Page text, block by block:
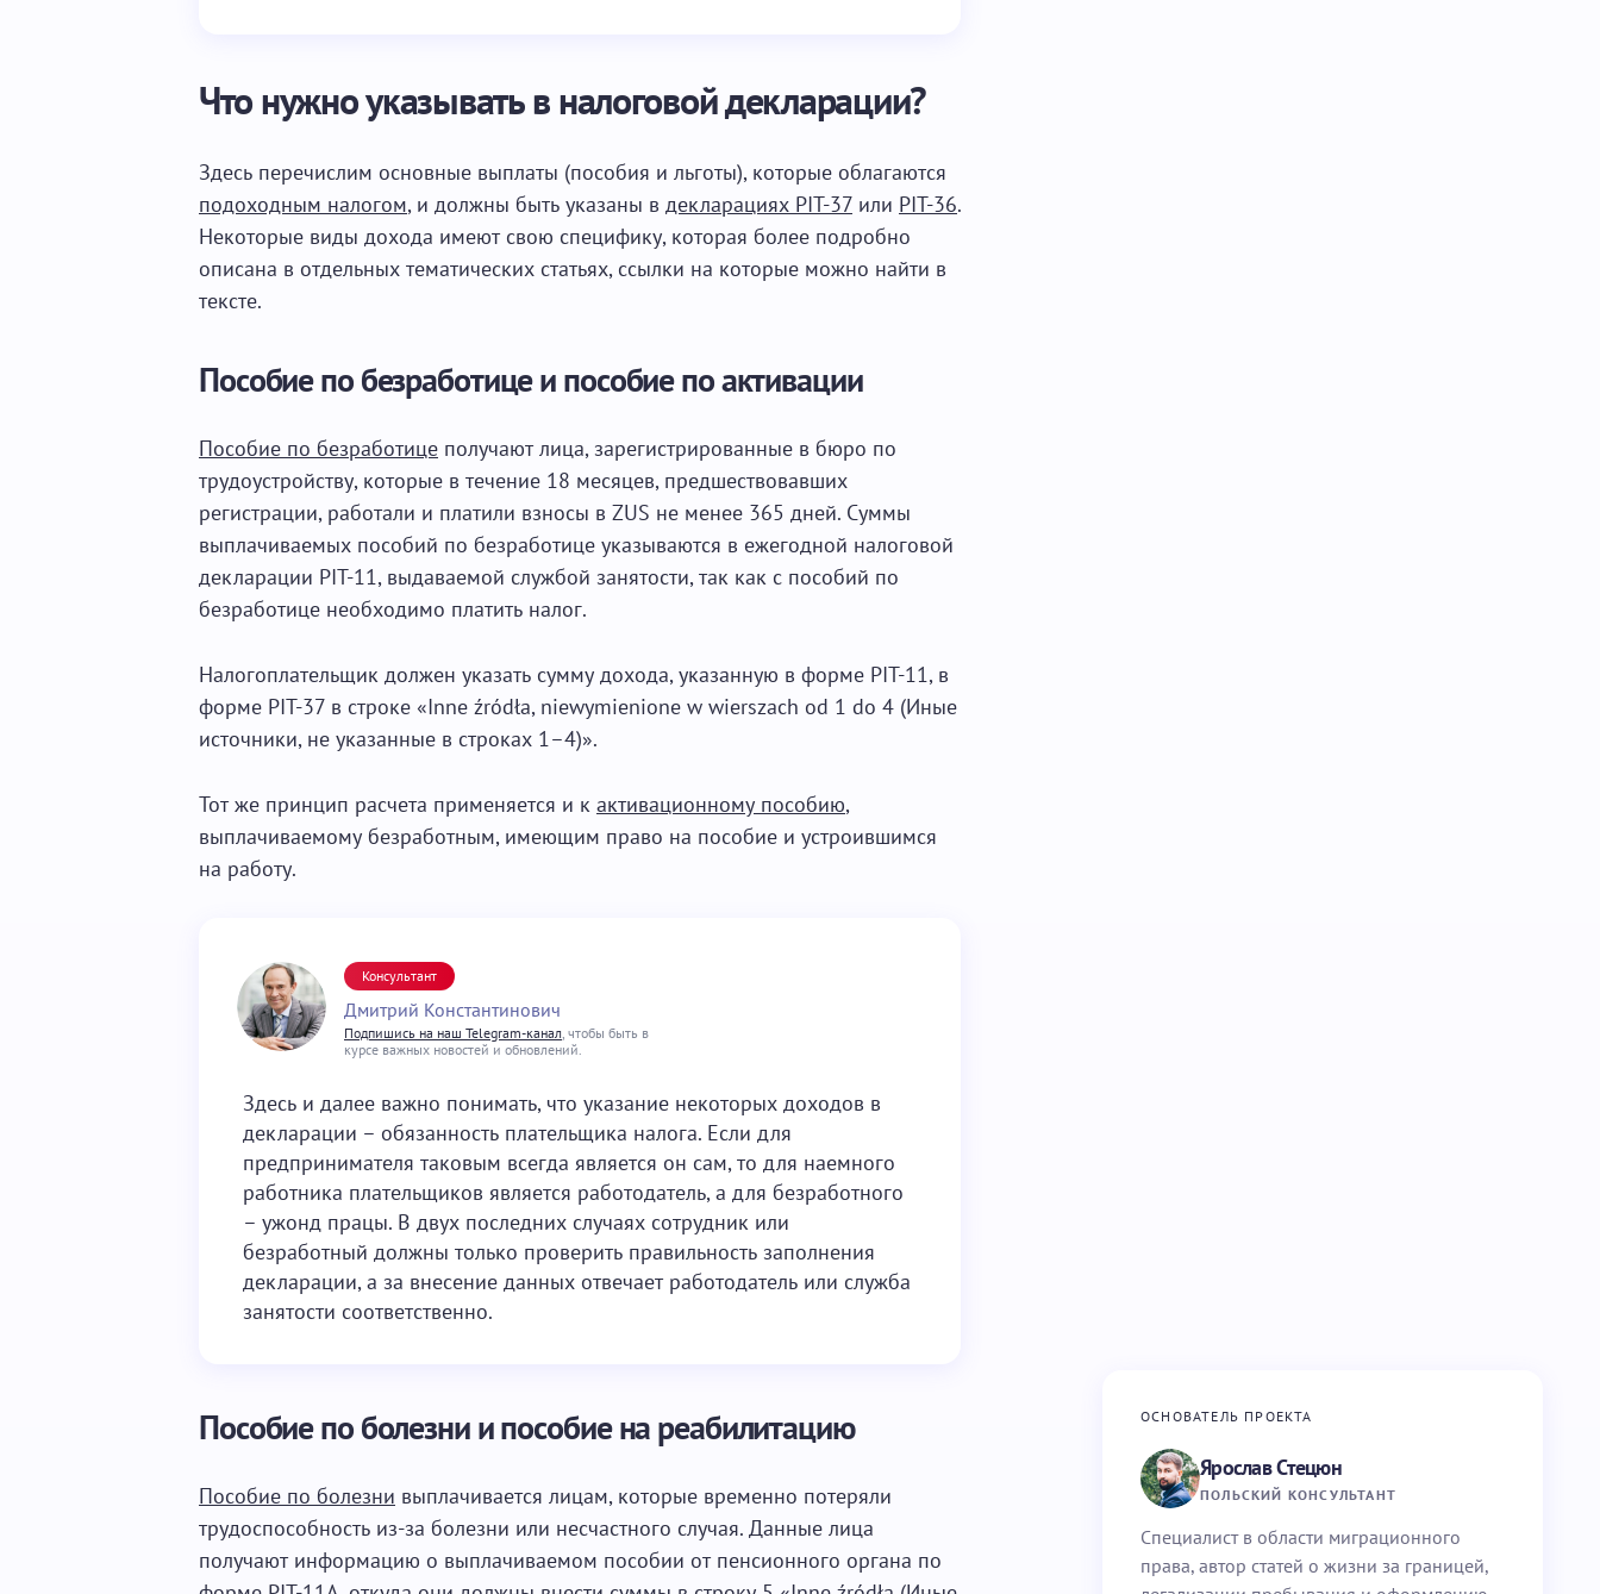
Что нужно указывать в налоговой декларации?
Здесь перечислим основные выплаты (пособия и льготы), которые облагаются
подоходным налогом, и должны быть указаны в декларациях PIT-37 или PIT-36.
Некоторые виды дохода имеют свою специфику, которая более подробно
описана в отдельных тематических статьях, ссылки на которые можно найти в
тексте.
Пособие по безработице и пособие по активации
Пособие по безработице получают лица, зарегистрированные в бюро по
трудоустройству, которые в течение 18 месяцев, предшествовавших
регистрации, работали и платили взносы в ZUS не менее 365 дней. Суммы
выплачиваемых пособий по безработице указываются в ежегодной налоговой
декларации PIT-11, выдаваемой службой занятости, так как с пособий по
безработице необходимо платить налог.
Налогоплательщик должен указать сумму дохода, указанную в форме PIT-11, в
форме PIT-37 в строке «Inne źródła, niewymienione w wierszach od 1 do 4 (Иные
источники, не указанные в строках 1–4)».
Тот же принцип расчета применяется и к активационному пособию,
выплачиваемому безработным, имеющим право на пособие и устроившимся
на работу.
Консультант
Дмитрий Константинович
Подпишись на наш Telegram-канал, чтобы быть в
курсе важных новостей и обновлений.
Здесь и далее важно понимать, что указание некоторых доходов в
декларации – обязанность плательщика налога. Если для
предпринимателя таковым всегда является он сам, то для наемного
работника плательщиков является работодатель, а для безработного
– ужонд працы. В двух последних случаях сотрудник или
безработный должны только проверить правильность заполнения
декларации, а за внесение данных отвечает работодатель или служба
занятости соответственно.
Пособие по болезни и пособие на реабилитацию
Пособие по болезни выплачивается лицам, которые временно потеряли
трудоспособность из-за болезни или несчастного случая. Данные лица
получают информацию о выплачиваемом пособии от пенсионного органа по
ОСНОВАТЕЛЬ ПРОЕКТА
Ярослав Стецюн
ПОЛЬСКИЙ КОНСУЛЬТАНТ
Специалист в области миграционного
права, автор статей о жизни за границей,